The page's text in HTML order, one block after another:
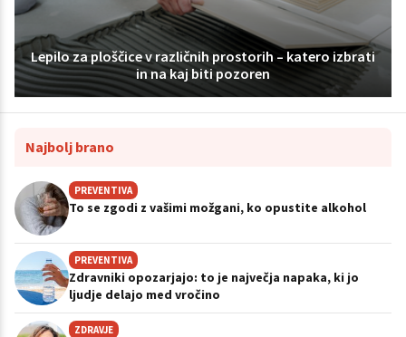
Lepilo za ploščice v različnih prostorih – katero izbrati
in na kaj biti pozoren
Najbolj brano
PREVENTIVA
To se zgodi z vašimi možgani, ko opustite alkohol
PREVENTIVA
Zdravniki opozarjajo: to je največja napaka, ki jo
ljudje delajo med vročino
ZDRAVJE